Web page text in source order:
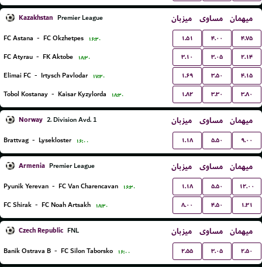
Kazakhstan Premier League میزبان مساوی میهمان
FC Astana - FC Okzhetpes ۱۶:۳۰ ۱.۵۱ ۴.۰۰ ۴.۷۵
FC Atyrau - FK Aktobe ۱۸:۳۰ ۳.۱۰ ۳.۰۵ ۲.۱۴
Elimai FC - Irtysch Pavlodar ۱۷:۳۰ ۱.۶۹ ۳.۵۰ ۴.۱۵
Tobol Kostanay - Kaisar Kyzylorda ۱۸:۳۰ ۱.۸۲ ۳.۳۰ ۳.۸۰
Norway 2. Division Avd. 1 میزبان مساوی میهمان
Brattvag - Lysekloster ۱۶:۰۰ ۱.۱۸ ۵.۵۰ ۹.۰۰
Armenia Premier League میزبان مساوی میهمان
Pyunik Yerevan - FC Van Charencavan ۱۶:۳۰ ۱.۱۸ ۵.۵۰ ۱۲.۰۰
FC Shirak - FC Noah Artsakh ۱۸:۳۰ ۸.۰۰ ۴.۵۰ ۱.۳۱
Czech Republic FNL میزبان مساوی میهمان
Banik Ostrava B - FC Silon Taborsko ۱۶:۰۰ ۲.۵۵ ۳.۰۵ ۲.۵۰